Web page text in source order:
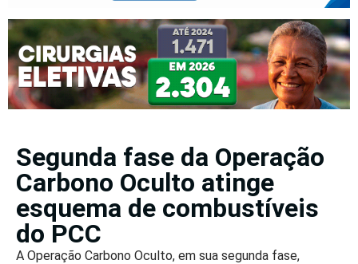
Segunda fase da Operação
Carbono Oculto atinge
esquema de combustíveis
do PCC
A Operação Carbono Oculto, em sua segunda fase,